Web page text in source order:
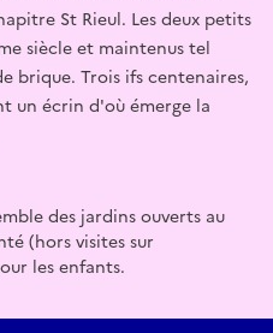
St Rieul. Les deux petits
siècle et maintenus tel
brique. Trois ifs centenaires,
un écrin d'où émerge la
des jardins ouverts au
(hors visites sur
les enfants.